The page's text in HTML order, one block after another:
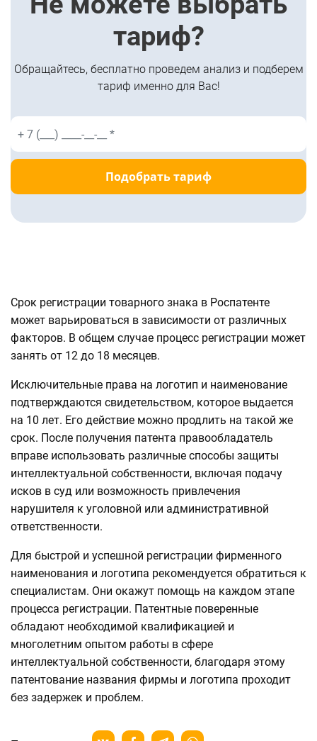
тариф?
Обращайтесь, бесплатно проведем анализ и подберем
тариф именно для Вас!
Подобрать тариф
Срок регистрации товарного знака в Роспатенте
может варьироваться в зависимости от различных
факторов. В общем случае процесс регистрации может
занять от 12 до 18 месяцев.
Исключительные права на логотип и наименование
подтверждаются свидетельством, которое выдается
на 10 лет. Его действие можно продлить на такой же
срок. После получения патента правообладатель
вправе использовать различные способы защиты
интеллектуальной собственности, включая подачу
исков в суд или возможность привлечения
нарушителя к уголовной или административной
ответственности.
Для быстрой и успешной регистрации фирменного
наименования и логотипа рекомендуется обратиться к
специалистам. Они окажут помощь на каждом этапе
процесса регистрации. Патентные поверенные
обладают необходимой квалификацией и
многолетним опытом работы в сфере
интеллектуальной собственности, благодаря этому
патентование названия фирмы и логотипа проходит
без задержек и проблем.